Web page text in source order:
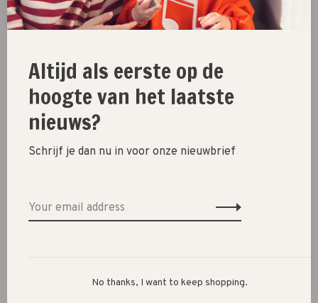
Share this product: Facebook Twitter Pinterest Email
New
Shoes
Altijd als eerste op de
hoogte van het laatste
nieuws?
Schrijf je dan nu in voor onze nieuwbrief
No thanks, I want to keep shopping.